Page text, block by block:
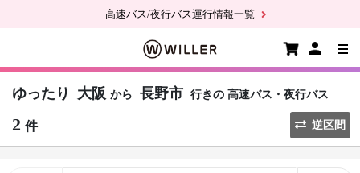
高速バス/夜行バス運行情報一覧
ゆったり 大阪 から 長野市 行きの 高速バス・夜行バス
2 件 逆区間